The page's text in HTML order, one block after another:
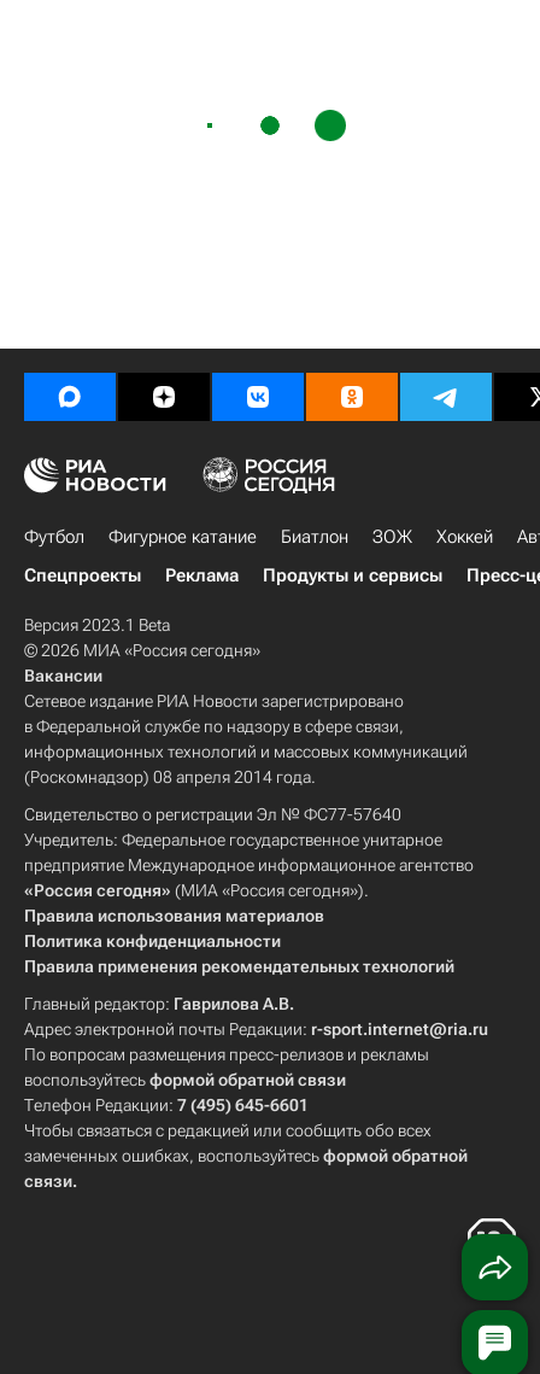
Футбол Фигурное катание Биатлон ЗОЖ Хоккей
Спецпроекты
Реклама Продукты и сервисы Пресс-
Версия 2023.1 Beta
© 2026 МИА «Россия сегодня»
Вакансии
Сетевое издание РИА Новости зарегистрировано
в Федеральной службе по надзору в сфере связи,
информационных технологий и массовых коммуникаций
(Роскомнадзор) 08 апреля 2014 года.
Свидетельство о регистрации Эл № ФС77-57640
Учредитель: Федеральное государственное унитарное
предприятие Международное информационное агентство
«Россия сегодня» (МИА «Россия сегодня»).
Правила использования материалов
Политика конфиденциальности
Правила применения рекомендательных технологий
Главный редактор: Гаврилова А.В.
Адрес электронной почты Редакции: r-sport.internet@ria.ru
По вопросам размещения пресс-релизов и рекламы
воспользуйтесьформой обратной связи
Телефон Редакции: 7 (495) 645-6601
Чтобы связаться с редакцией или сообщить обо всех
замеченных ошибках, воспользуйтесьформой обратной
связи.